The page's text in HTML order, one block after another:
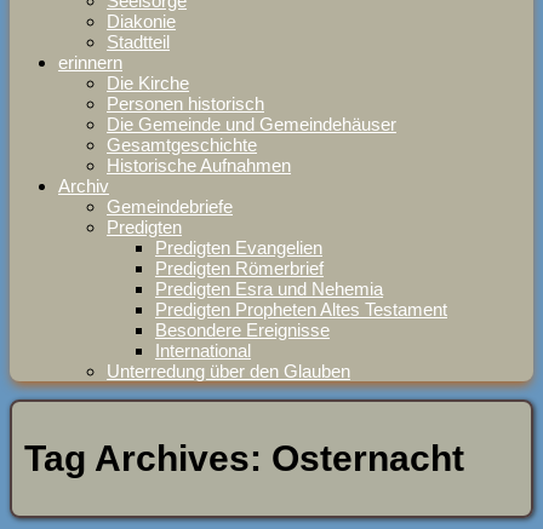
Diakonie
Stadtteil
erinnern
Die Kirche
Personen historisch
Die Gemeinde und Gemeindehäuser
Gesamtgeschichte
Historische Aufnahmen
Archiv
Gemeindebriefe
Predigten
Predigten Evangelien
Predigten Römerbrief
Predigten Esra und Nehemia
Predigten Propheten Altes Testament
Besondere Ereignisse
International
Unterredung über den Glauben
Tag Archives: Osternacht